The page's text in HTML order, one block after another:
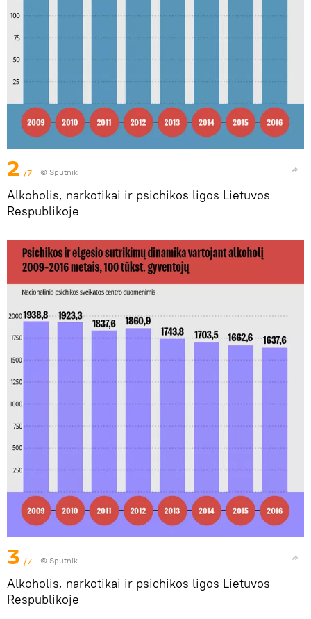
2 /7 © Sputnik
Alkoholis, narkotikai ir psichikos ligos Lietuvos
Respublikoje
3 /7 © Sputnik
Alkoholis, narkotikai ir psichikos ligos Lietuvos
Respublikoje